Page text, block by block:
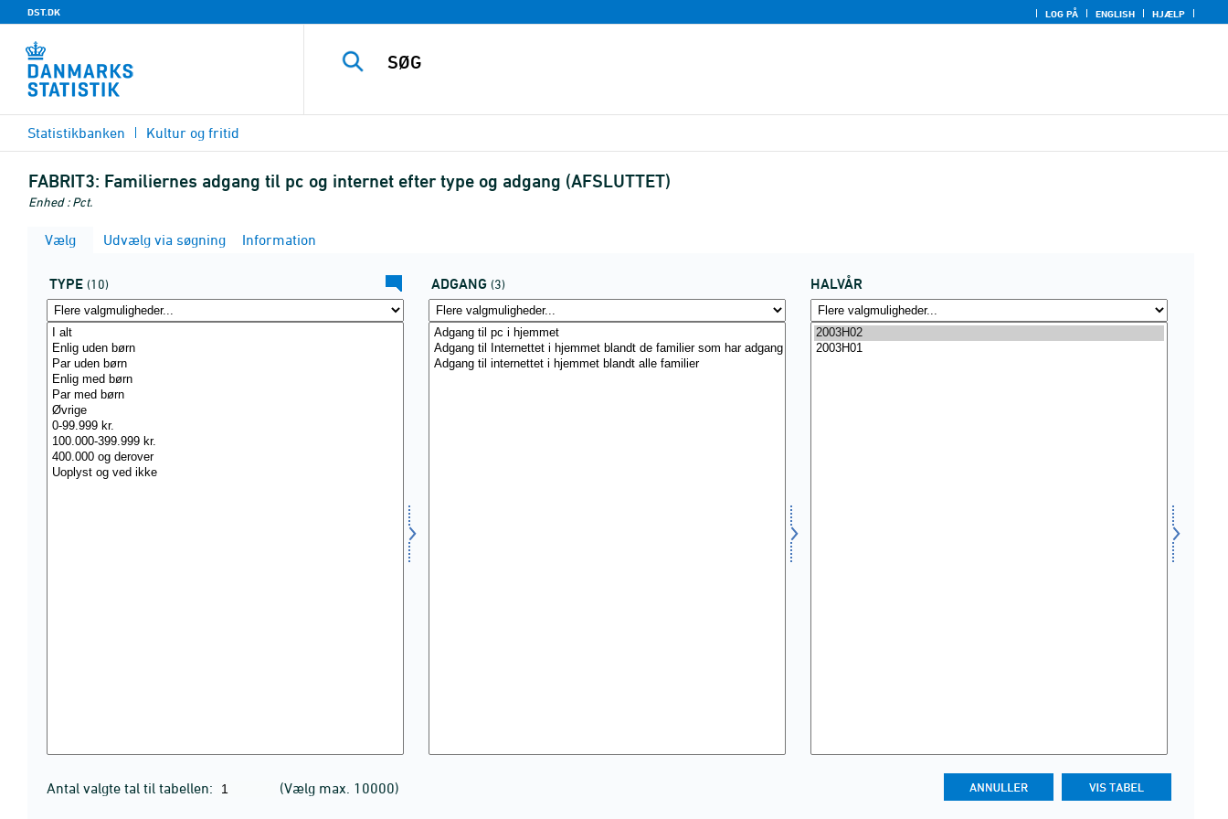
DST.DK LOG PÅ ENGLISH HJÆLP
Statistikbanken Kultur og fritid
FABRIT3: Familiernes adgang til pc og internet efter type og adgang (AFSLUTTET)
Enhed : Pct.
Vælg Udvælg via søgning Information
TYPE (10) ADGANG (3) HALVÅR
Antal valgte tal til tabellen: (Vælg max. 10000)